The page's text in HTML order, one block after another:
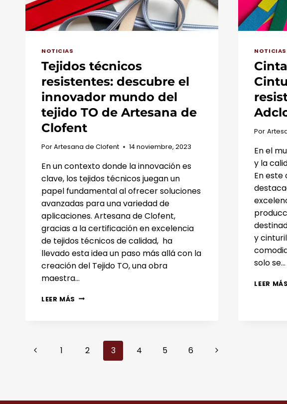
INSTALACIONES
NOTICIAS
Tejidos técnicos
resistentes: descubre el
innovador mundo del
tejido TO de Artesana de
Clofent
PorArtesana de Clofent 14 noviembre, 2023
En un contexto donde la innovación es
clave, los tejidos técnicos juegan un
papel fundamental al ofrecer soluciones
avanzadas para una variedad de
aplicaciones. Artesana de Clofent,
gracias a la certificación en excelencia
de tejidos técnicos de calidad, ha
llevado esta idea un paso más allá con la
creación del Tejido TO, una obra
maestra…
LEER MÁS TEJIDOS
INNOVADOR
NOTICIAS
Por
En el
y la
En
y
solo se…
LEER MÁS
Navegación
Página
1 2 3 4 5 6
Siguiente